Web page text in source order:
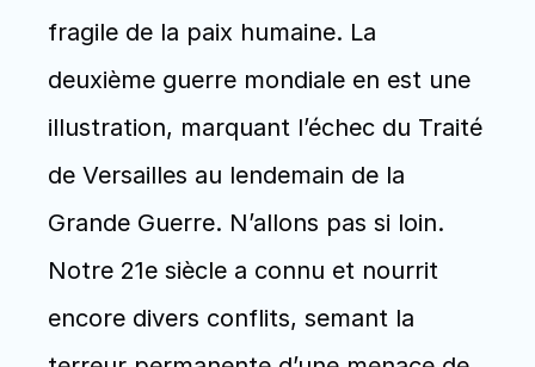
fragile de la paix humaine. La
deuxième guerre mondiale en est une
illustration, marquant l’échec du Traité
de Versailles au lendemain de la
Grande Guerre. N’allons pas si loin.
Notre 21e siècle a connu et nourrit
encore divers conflits, semant la